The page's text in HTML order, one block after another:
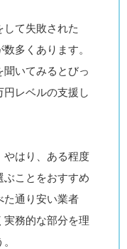
て失敗された
多くあります。
いてみるとびっ
円レベルの支援し
やはり、ある程度
ことをおすすめ
た通り安い業者
実務的な部分を理